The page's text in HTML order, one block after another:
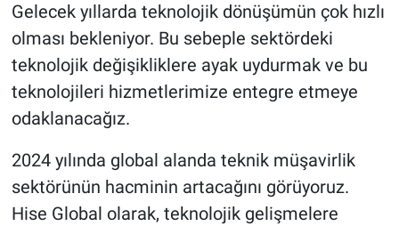
Gelecek yıllarda teknolojik dönüşümün çok hızlı
olması bekleniyor. Bu sebeple sektördeki
teknolojik değişikliklere ayak uydurmak ve bu
teknolojileri hizmetlerimize entegre etmeye
odaklanacağız.
2024 yılında global alanda teknik müşavirlik
sektörünün hacminin artacağını görüyoruz.
Hise Global olarak, teknolojik gelişmelere